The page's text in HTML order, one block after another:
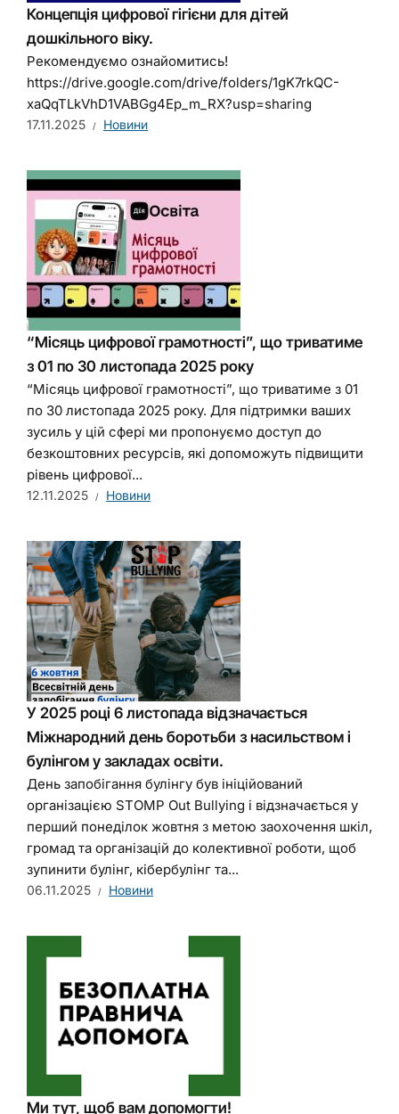
Концепція цифрової гігієни для дітей
дошкільного віку.
Рекомендуємо ознайомитись!
https://drive.google.com/drive/folders/1gK7rkQC-
xaQqTLkVhD1VABGg4Ep_m_RX?usp=sharing
17.11.2025 Новини
“Місяць цифрової грамотності”, що триватиме
з 01 по 30 листопада 2025 року
“Місяць цифрової грамотності”, що триватиме з 01
по 30 листопада 2025 року. Для підтримки ваших
зусиль у цій сфері ми пропонуємо доступ до
безкоштовних ресурсів, які допоможуть підвищити
рівень цифрової...
12.11.2025 Новини
У 2025 році 6 листопада відзначається
Міжнародний день боротьби з насильством і
булінгом у закладах освіти.
День запобігання булінгу був ініційований
організацією STOMP Out Bullying і відзначається у
перший понеділок жовтня з метою заохочення шкіл,
громад та організацій до колективної роботи, щоб
зупинити булінг, кібербулінг та...
06.11.2025 Новини
Ми тут, щоб вам допомогти!